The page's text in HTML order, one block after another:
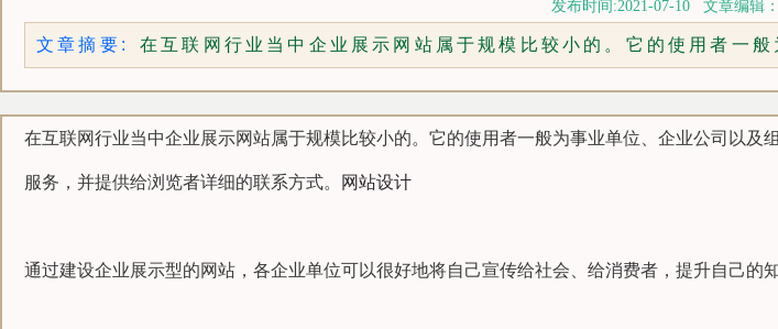
发布时间:2021-07-10 文章编辑
文章摘要: 在互联网行业当中企业展示网站属于规模比较小的。它的使用者一
绍其产品和服务，能够很好的推销其
在互联网行业当中企业展示网站属于规模比较小的。它的使用者一般为事业单位、企业公司以
服务，并提供给浏览者详细的联系方式。 网站设计
通过建设企业展示型的网站，各企业单位可以很好地将自己宣传给社会、给消费者，提升自己的